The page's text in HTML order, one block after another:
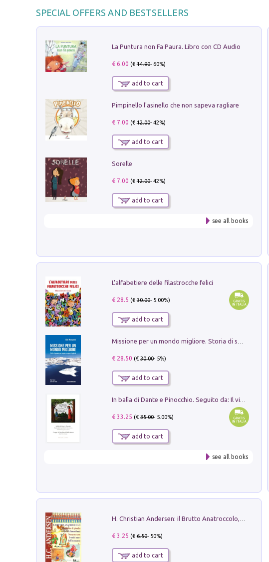
SPECIAL OFFERS AND BESTSELLERS
La Puntura non Fa Paura. Libro con CD Audio
€ 6.00 (€14.90- 60%)
add to cart
Pimpinello l'asinello che non sapeva ragliare
€ 7.00 (€12.00- 42%)
add to cart
Sorelle
€ 7.00 (€12.00- 42%)
add to cart
see all books
L'alfabetiere delle filastrocche felici
€ 28.5 (€30.00- 5.00%)
add to cart
€ 28.50 (€30.00- 5%)
add to cart
€ 33.25 (€35.00- 5.00%)
add to cart
see all books
€ 3.25 (€6.50- 50%)
add to cart